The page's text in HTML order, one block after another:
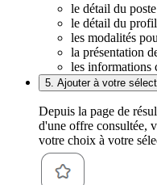
le détail du
le détail du
les modalités
la présentation
les informations
5. Ajouter à votre
Depuis la page de
d'une offre consultée,
votre choix à votre